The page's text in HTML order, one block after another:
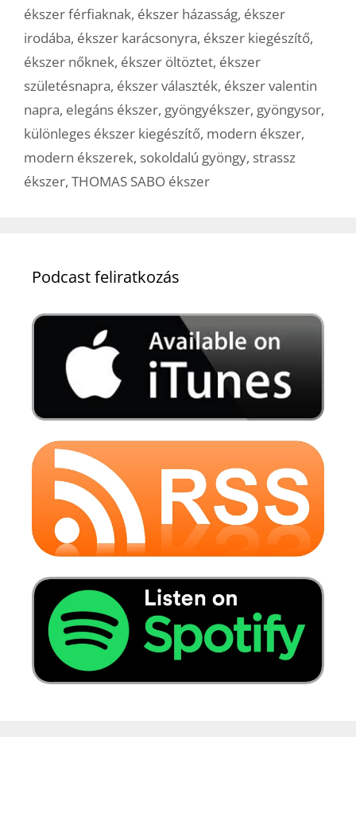
ékszer férfiaknak, ékszer házasság, ékszer
irodába, ékszer karácsonyra, ékszer kiegészítő,
ékszer nőknek, ékszer öltöztet, ékszer
születésnapra, ékszer választék, ékszer valentin
napra, elegáns ékszer, gyöngyékszer, gyöngysor,
különleges ékszer kiegészítő, modern ékszer,
modern ékszerek, sokoldalú gyöngy, strassz
ékszer, THOMAS SABO ékszer
Podcast feliratkozás